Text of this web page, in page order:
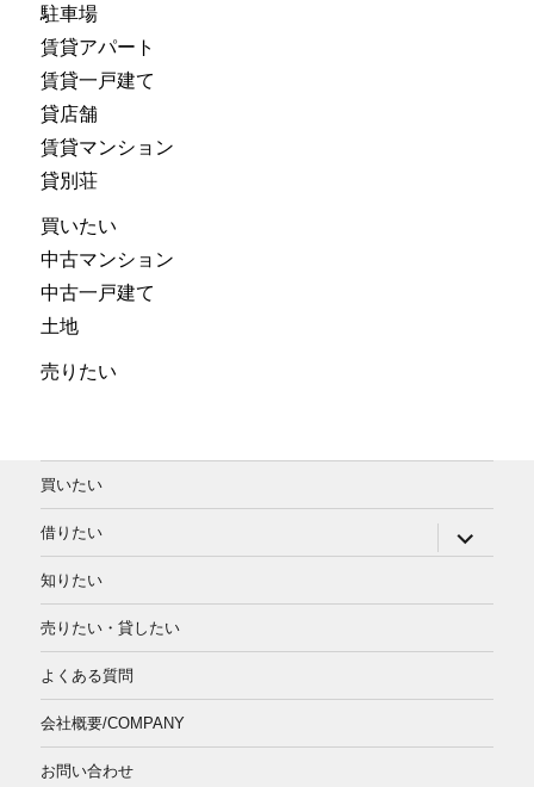
駐車場
賃貸アパート
賃貸一戸建て
貸店舗
賃貸マンション
貸別荘
買いたい
中古マンション
中古一戸建て
土地
売りたい
買いたい
借りたい
ブ
ュ
を
知りたい
売りたい・貸したい
よくある質問
会社概要/COMPANY
お問い合わせ